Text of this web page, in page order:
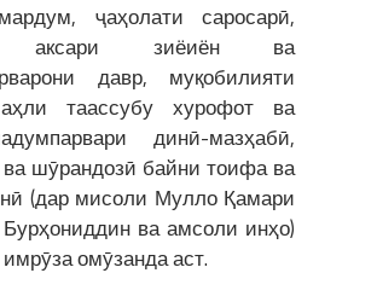
ҷаҳолати саросарӣ,
аксари зиёиён ва
давр, муқобилияти
таассубу хурофот ва
динӣ-мазҳабӣ,
ва шӯрандозӣ байни тоифа ва
(дар мисоли Мулло Қамари
Бурҳониддин ва амсоли инҳо)
омӯзанда аст.